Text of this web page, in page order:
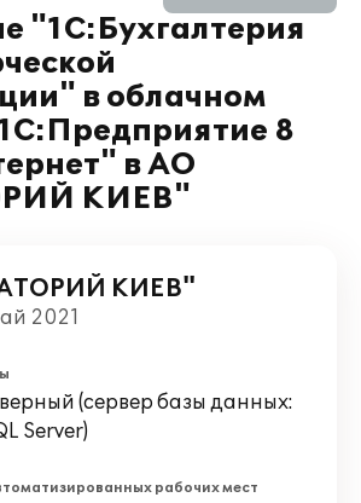
"1С:Бухгалтерия
в облачном
8
в АО
КИЕВ"
КИЕВ"
2021
(сервер базы данных:
Server)
рабочих мест